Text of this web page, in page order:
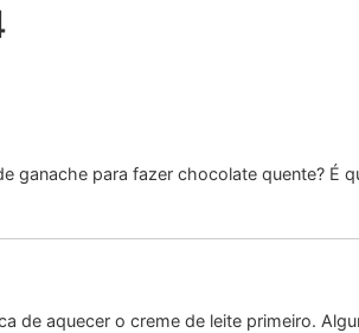
ganache para fazer chocolate quente? É
de aquecer o creme de leite primeiro.